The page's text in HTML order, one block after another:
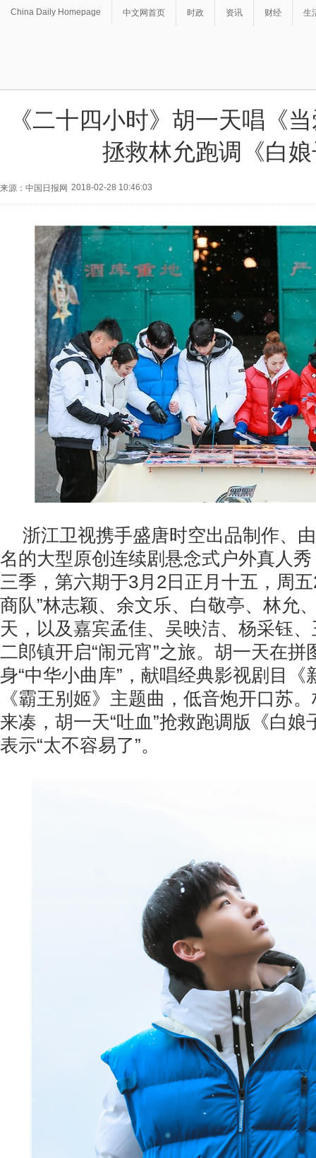
China Daily Homepage 中文网首页 时政 资讯 财经 生
《二十四小时》胡一天唱《
拯救林允跑调《白
来源：中国日报网 2018-02-28 10:46:03
浙江卫视携手盛唐时空出品制作、
名的大型原创连续剧悬念式户外真人
三季，第六期于3月2日正月十五，周
商队”林志颖、余文乐、白敬亭、林允
天，以及嘉宾孟佳、吴映洁、杨采钰
二郎镇开启“闹元宵”之旅。胡一天在拼
身“中华小曲库”，献唱经典影视剧目《
《霸王别姬》主题曲，低音炮开口苏
来凑，胡一天“吐血”抢救跑调版《白娘
表示“太不容易了”。